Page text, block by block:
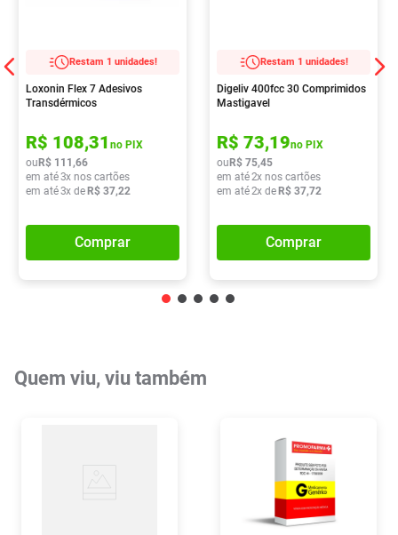
Restam 1 unidades!
Loxonin Flex 7 Adesivos
Transdérmicos
R$ 108,31 no PIX
ou R$ 111 ,66
em até3x nos cartões
em até3x de R$ 37,22
Comprar
Restam 1 unidades!
Digeliv 400fcc 30 Comprimidos
Mastigavel
R$ 73,19no PIX
ou R$ 75,45
em até2x nos cartões
em até2x de R$ 37,72
Comprar
Quem viu, viu também